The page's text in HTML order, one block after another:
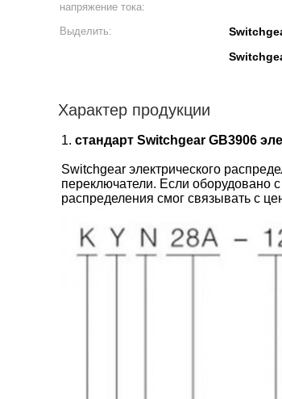
напряжение тока:
Выделить:
Характер продукции
1. стандарт Switchgear GB3906
Switchgear электрического
переключатели. Если оборудовано
распределения смог связывать с